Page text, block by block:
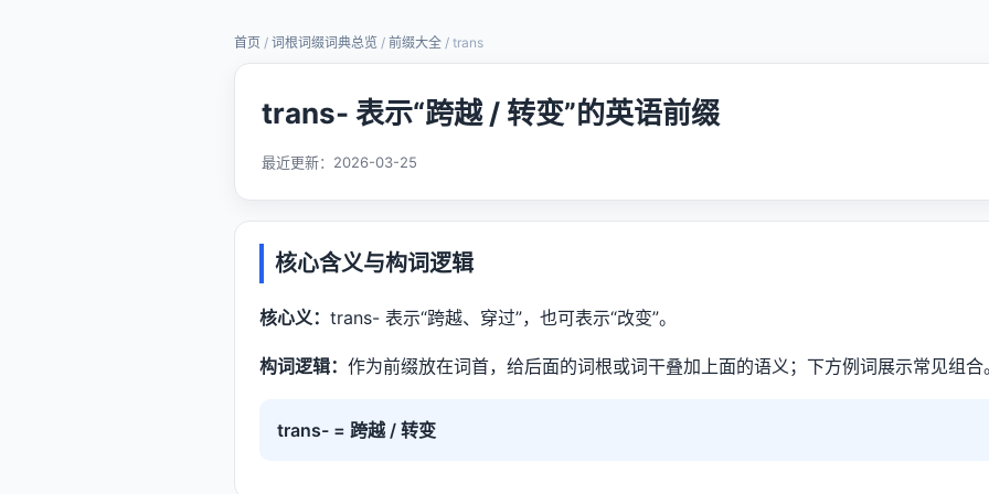
首页 / 词根词缀词典总览 / 前缀大全 / trans
trans- 表示“跨越 / 转变”的英语前缀
最近更新： 2026-03-25
核心含义与构词逻辑
核心义： trans- 表示“跨越、穿过”，也可表示“改变”。
构词逻辑： 作为前缀放在词首，给后面的词根或词干叠加上面的语义；下方例词展示常见组合
trans- = 跨越 / 转变